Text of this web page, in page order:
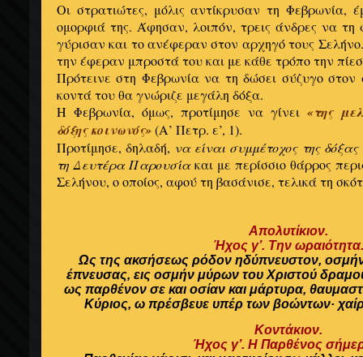
Οι στρατιώτες, μόλις αντίκρυσαν τη Φεβρωνία,
ομορφιά της. Άφησαν, λοιπόν, τρεις άνδρες να τη
γύρισαν και το ανέφεραν στον αρχηγό τους
την έφεραν μπροστά του και με κάθε τρόπο την
Πρότεινε στη Φεβρωνία να τη δώσει σύζυγο
κοντά του θα γνώριζε μεγάλη δόξα.
Η Φεβρωνία, όμως, προτίμησε να γίνει «της
δόξης κοινωνός»(Α’ Πετρ. ε’, 1).
Προτίμησε, δηλαδή, να είναι συμμέτοχος της
τη Δευτέρα Παρουσίακαι με περίσσιο θάρρος
Σελήνου, ο οποίος, αφού τη βασάνισε, τελικά τη
Απολυτίκιον.
Ήχος γ’. Την ωραιότητα.
Ως της ακσήσεως ρόδον ηδύπνευστον,
έπνευσας, εις οσμήν μύρων του Χριστού
ως παρθένον σε και οσίαν και μάρτυρα,
Κύριος, ω πρέσβευε υπέρ των βοώντων·
Κοντάκιον.
Ήχος γ’. Η Παρθένος